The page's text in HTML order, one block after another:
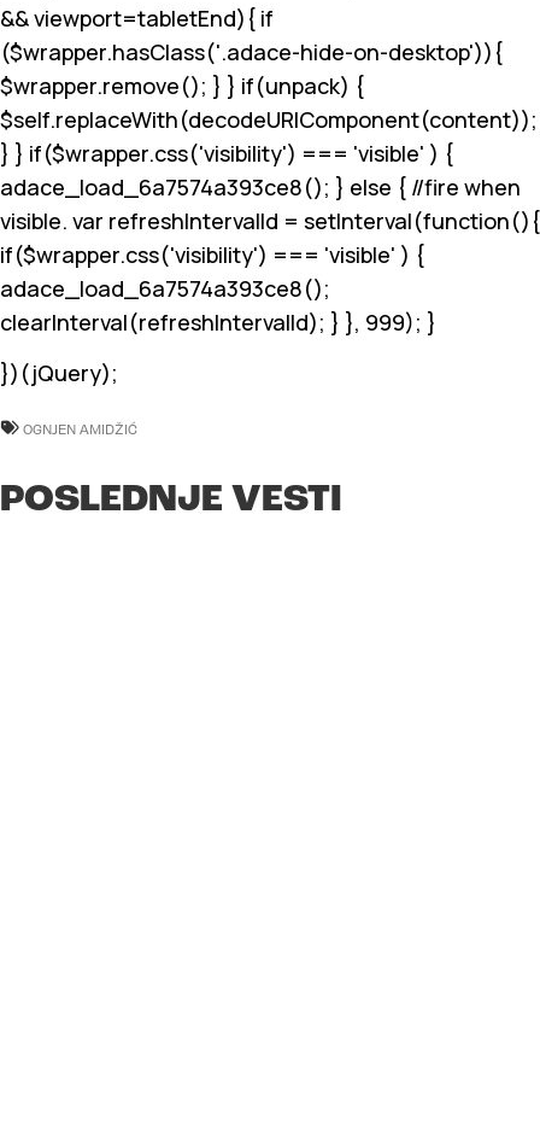
&& viewport=tabletEnd){ if
($wrapper.hasClass('.adace-hide-on-desktop')){
$wrapper.remove(); } } if(unpack) {
$self.replaceWith(decodeURIComponent(content));
} } if($wrapper.css('visibility') === 'visible' ) {
adace_load_6a7574a393ce8(); } else { //fire when
visible. var refreshIntervalId = setInterval(function(){
if($wrapper.css('visibility') === 'visible' ) {
adace_load_6a7574a393ce8();
clearInterval(refreshIntervalId); } }, 999); }
})(jQuery);
OGNJEN AMIDŽIĆ
POSLEDNJE VESTI